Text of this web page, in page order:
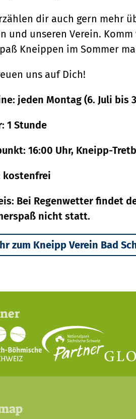
dir auch gern mehr
und unseren Verein.
Kneippen im Sommer
uns auf Dich!
jeden Montag (6. Juli bis
1 Stunde
16:00 Uhr, Kneipp-
kostenfrei
Bei Regenwetter findet
nicht statt.
zum Kneipp Verein Bad